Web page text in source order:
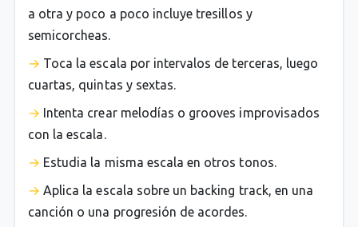
a otra y poco a poco incluye tresillos y
semicorcheas.
Toca la escala por intervalos de terceras, luego
cuartas, quintas y sextas.
Intenta crear melodías o grooves improvisados
con la escala.
Estudia la misma escala en otros tonos.
Aplica la escala sobre un backing track, en una
canción o una progresión de acordes.